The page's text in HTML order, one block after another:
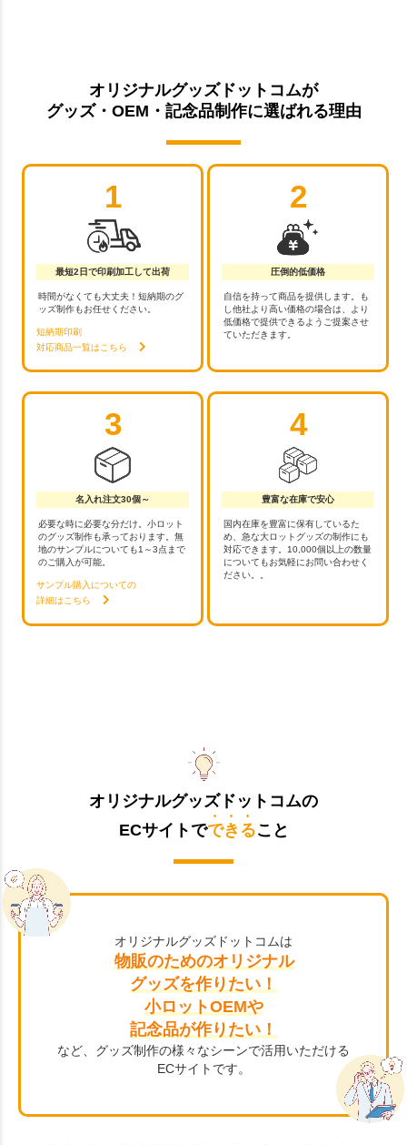
オリジナルグッズドットコムが
グッズ・OEM・記念品制作に選ばれる理由
1
最短2日で印刷加工して出荷
時間がなくても大丈夫！短納期のグ
ッズ制作もお任せください。
短納期印刷
対応商品一覧はこちら
2
圧倒的低価格
自信を持って商品を提供します。も
し他社より高い価格の場合は、より
低価格で提供できるようご提案させ
ていただきます。
3
名入れ注文30個～
必要な時に必要な分だけ。小ロット
のグッズ制作も承っております。無
地のサンプルについても1～3点まで
のご購入が可能。
サンプル購入についての
詳細はこちら
4
豊富な在庫で安心
国内在庫を豊富に保有しているた
め、急な大ロットグッズの制作にも
対応できます。10,000個以上の数量
についてもお気軽にお問い合わせく
ださい。。
オリジナルグッズドットコムの
ECサイトでできること
オリジナルグッズドットコムは
物販のためのオリジナル
グッズを作りたい！
小ロットOEMや
記念品が作りたい！
など、グッズ制作の様々なシーンで活用いただける
ECサイトです。